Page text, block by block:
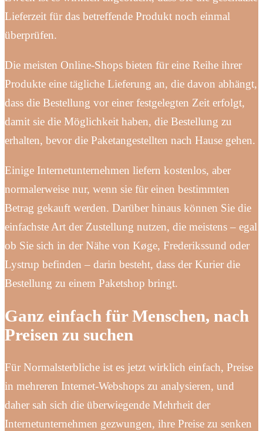
Lieferzeit für das betreffende Produkt noch einmal
überprüfen.
Die meisten Online-Shops bieten für eine Reihe ihrer
Produkte eine tägliche Lieferung an, die davon abhängt,
dass die Bestellung vor einer festgelegten Zeit erfolgt,
damit sie die Möglichkeit haben, die Bestellung zu
erhalten, bevor die Paketangestellten nach Hause gehen.
Einige Internetunternehmen liefern kostenlos, aber
normalerweise nur, wenn sie für einen bestimmten
Betrag gekauft werden. Darüber hinaus können Sie die
einfachste Art der Zustellung nutzen, die meistens – egal
ob Sie sich in der Nähe von Køge, Frederikssund oder
Lystrup befinden – darin besteht, dass der Kurier die
Bestellung zu einem Paketshop bringt.
Ganz einfach für Menschen, nach
Preisen zu suchen
Für Normalsterbliche ist es jetzt wirklich einfach, Preise
in mehreren Internet-Webshops zu analysieren, und
daher sah sich die überwiegende Mehrheit der
Internetunternehmen gezwungen, ihre Preise zu senken